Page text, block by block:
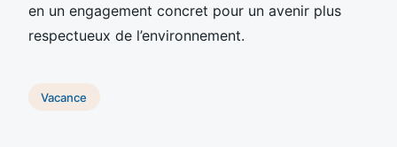
en un engagement concret pour un avenir plus
respectueux de l’environnement.
Vacance